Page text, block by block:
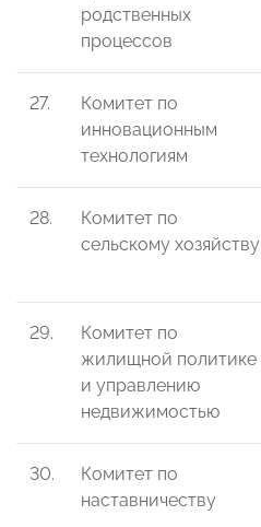
родственных
процессов
27.
Комитет по
инновационным
технологиям
28.
Комитет по
сельскому хозяйству
29.
Комитет по
жилищной политике
и управлению
недвижимостью
30.
Комитет по
наставничеству